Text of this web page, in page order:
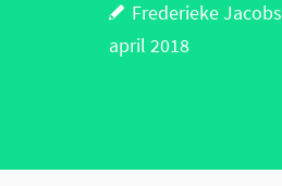
Frederieke Jacobs
april 2018